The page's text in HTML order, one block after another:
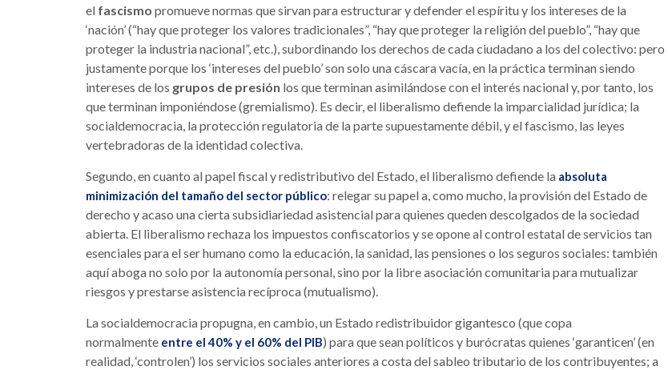
el fascismo promueve normas que sirvan para estructurar y defender el espíritu y los intereses de la
‘nación’ (“hay que proteger los valores tradicionales”, “hay que proteger la religión del pueblo”, “hay que
proteger la industria nacional”, etc.), subordinando los derechos de cada ciudadano a los del colectivo: pero
justamente porque los ‘intereses del pueblo’ son solo una cáscara vacía, en la práctica terminan siendo
intereses de los grupos de presión los que terminan asimilándose con el interés nacional y, por tanto, los
que terminan imponiéndose (gremialismo). Es decir, el liberalismo defiende la imparcialidad jurídica; la
socialdemocracia, la protección regulatoria de la parte supuestamente débil, y el fascismo, las leyes
vertebradoras de la identidad colectiva.
Segundo, en cuanto al papel fiscal y redistributivo del Estado, el liberalismo defiende la absoluta
minimización del tamaño del sector público: relegar su papel a, como mucho, la provisión del Estado de
derecho y acaso una cierta subsidiariedad asistencial para quienes queden descolgados de la sociedad
abierta. El liberalismo rechaza los impuestos confiscatorios y se opone al control estatal de servicios tan
esenciales para el ser humano como la educación, la sanidad, las pensiones o los seguros sociales: también
aquí aboga no solo por la autonomía personal, sino por la libre asociación comunitaria para mutualizar
riesgos y prestarse asistencia recíproca (mutualismo).
La socialdemocracia propugna, en cambio, un Estado redistribuidor gigantesco (que copa
normalmente entre el 40% y el 60% del PIB) para que sean políticos y burócratas quienes ‘garanticen’ (en
realidad, ‘controlen’) los servicios sociales anteriores a costa del sableo tributario de los contribuyentes; a